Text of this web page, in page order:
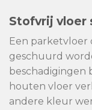
Stofvrij vloer
Een
geschuurd
beschadigingen
houten vloer
andere kleur